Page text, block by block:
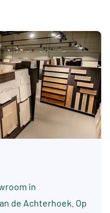
in
de Achterhoek. Op